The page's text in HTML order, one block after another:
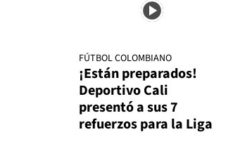
FÚTBOL COLOMBIANO
¡Están preparados!
Deportivo Cali
presentó a sus 7
refuerzos para la Liga